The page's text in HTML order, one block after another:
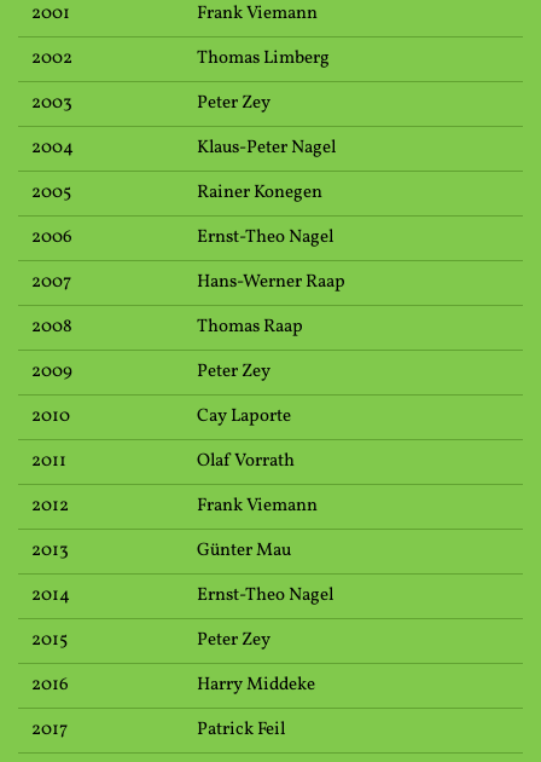
2001
Frank Viemann
2002
Thomas Limberg
2003
Peter Zey
2004
Klaus-Peter Nagel
2005
Rainer Konegen
2006
Ernst-Theo Nagel
2007
Hans-Werner Raap
2008
Thomas Raap
2009
Peter Zey
2010
Cay Laporte
2011
Olaf Vorrath
2012
Frank Viemann
2013
Günter Mau
2014
Ernst-Theo Nagel
2015
Peter Zey
2016
Harry Middeke
2017
Patrick Feil